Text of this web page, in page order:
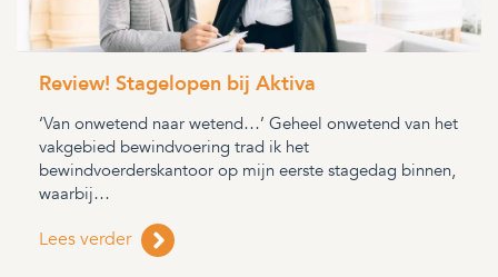
Review! Stagelopen bij Aktiva
‘Van onwetend naar wetend…’ Geheel onwetend van het
vakgebied bewindvoering trad ik het
bewindvoerderskantoor op mijn eerste stagedag binnen,
waarbij…
Lees verder